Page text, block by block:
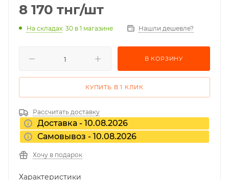
8 170 тнг/шт
На складах: 30 в 1 магазине Нашли дешевле?
В КОРЗИНУ
КУПИТЬ В 1 КЛИК
Рассчитать доставку
Доставка - 10.08.2026
Самовывоз - 10.08.2026
Хочу в подарок
Характеристики